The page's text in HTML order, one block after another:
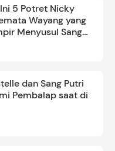
5 Potret Nicky
Wayang yang
Menyusul Sang
dan Sang Putri
Pembalap saat di